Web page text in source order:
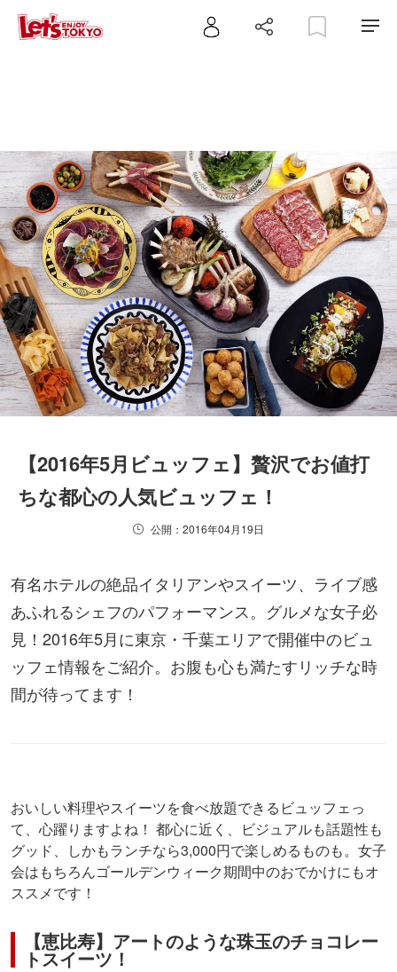
【2016年5月ビュッフェ】贅沢でお値打
ちな都心の人気ビュッフェ！
公開：2016年04月19日
有名ホテルの絶品イタリアンやスイーツ、ライブ感
あふれるシェフのパフォーマンス。グルメな女子必
見！2016年5月に東京・千葉エリアで開催中のビュ
ッフェ情報をご紹介。お腹も心も満たすリッチな時
間が待ってます！
おいしい料理やスイーツを食べ放題できるビュッフェっ
て、心躍りますよね！ 都心に近く、ビジュアルも話題性も
グッド、しかもランチなら3,000円で楽しめるものも。女子
会はもちろんゴールデンウィーク期間中のおでかけにもオ
ススメです！
【恵比寿】アートのような珠玉のチョコレー
トスイーツ！